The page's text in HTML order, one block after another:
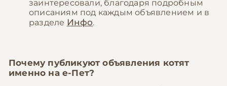
заинтересовали, благодаря подробным
описаниям под каждым объявлением и в
разделе Инфо.
Почему публикуют объявления котят
именно на е-Пет?